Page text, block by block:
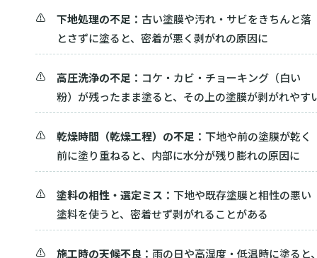
下地処理の不足： 古い塗膜や汚れ・サビをきちんと落
とさずに塗ると、密着が悪く剥がれの原因に
高圧洗浄の不足： コケ・カビ・チョーキング（白い
粉）が残ったまま塗ると、その上の塗膜が剥がれやす
乾燥時間（乾燥工程）の不足： 下地や前の塗膜が乾く
前に塗り重ねると、内部に水分が残り膨れの原因に
塗料の相性・選定ミス： 下地や既存塗膜と相性の悪い
塗料を使うと、密着せず剥がれることがある
施工時の天候不良： 雨の日や高湿度・低温時に塗ると